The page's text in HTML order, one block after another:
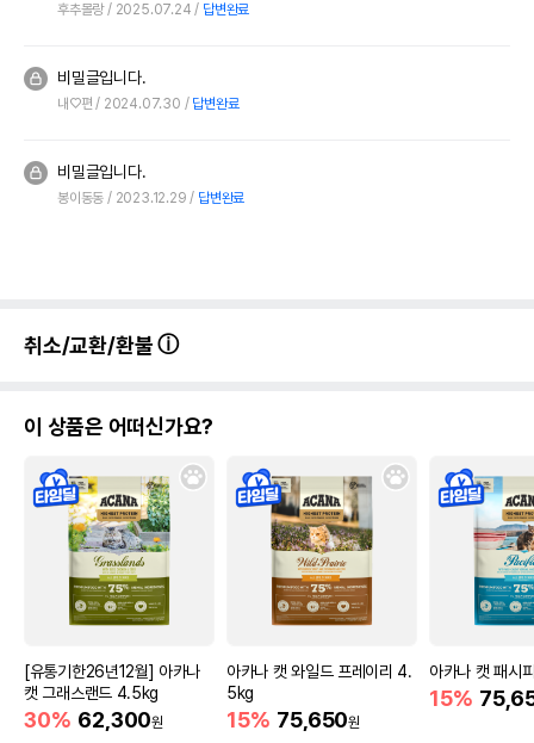
후추몰랑 2025.07.24 답변완료
비밀글입니다.
내♡편 2024.07.30 답변완료
비밀글입니다.
봉이동동 2023.12.29 답변완료
취소/교환/환불
이 상품은 어떠신가요?
[유통기한26년12월] 아카나
캣 그래스랜드 4.5kg
30% 62,300원
아카나 캣 와일드 프레이리 4.
5kg
15% 75,650원
아카나 캣 패시
15%